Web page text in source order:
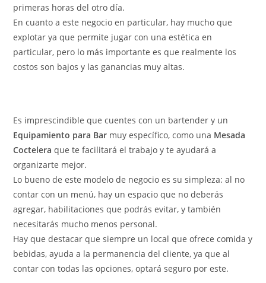
primeras horas del otro día.
En cuanto a este negocio en particular, hay mucho que
explotar ya que permite jugar con una estética en
particular, pero lo más importante es que realmente los
costos son bajos y las ganancias muy altas.
Es imprescindible que cuentes con un bartender y un
Equipamiento para Bar muy específico, como una Mesada
Cocteleraque te facilitará el trabajo y te ayudará a
organizarte mejor.
Lo bueno de este modelo de negocio es su simpleza: al no
contar con un menú, hay un espacio que no deberás
agregar, habilitaciones que podrás evitar, y también
necesitarás mucho menos personal.
Hay que destacar que siempre un local que ofrece comida y
bebidas, ayuda a la permanencia del cliente, ya que al
contar con todas las opciones, optará seguro por este.